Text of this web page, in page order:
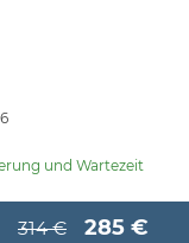
und Wartezeit
314 € 285 €